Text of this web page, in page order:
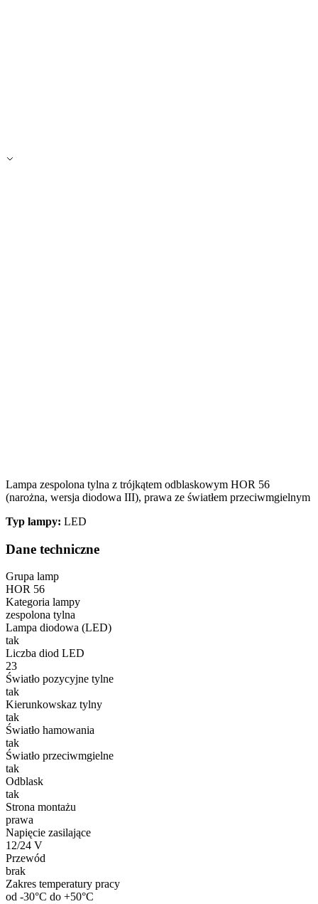
Lampa zespolona tylna z trójkątem odblaskowym HOR 56
(narożna, wersja diodowa III), prawa ze światłem przeciwmgielnym
Typ lampy: LED
Dane techniczne
Grupa lamp
HOR 56
Kategoria lampy
zespolona tylna
Lampa diodowa (LED)
tak
Liczba diod LED
23
Światło pozycyjne tylne
tak
Kierunkowskaz tylny
tak
Światło hamowania
tak
Światło przeciwmgielne
tak
Odblask
tak
Strona montażu
prawa
Napięcie zasilające
12/24 V
Przewód
brak
Zakres temperatury pracy
od -30°C do +50°C